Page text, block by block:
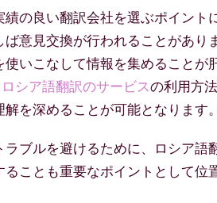
績の良い翻訳会社を選ぶポイント
ば意見交換が行われることがあり
使いこなして情報を集めることが
ロシア語翻訳のサービスの利用方
解を深めることが可能となります
ラブルを避けるために、ロシア語
ることも重要なポイントとして位